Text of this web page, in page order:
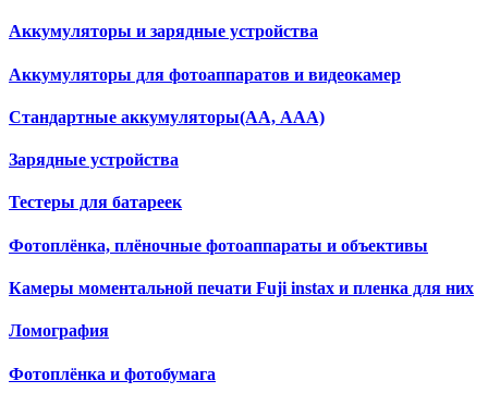
Аккумуляторы и зарядные устройства
Аккумуляторы для фотоаппаратов и видеокамер
Cтандартные аккумуляторы(АА, ААА)
Зарядные устройства
Тестеры для батареек
Фотоплёнка, плёночные фотоаппараты и объективы
Камеры моментальной печати Fuji instax и пленка для них
Ломография
Фотоплёнка и фотобумага